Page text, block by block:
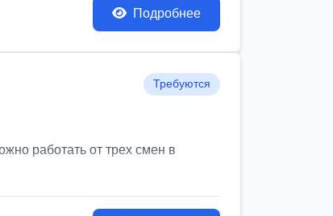
Подробнее
Требуются
работать от трех смен в